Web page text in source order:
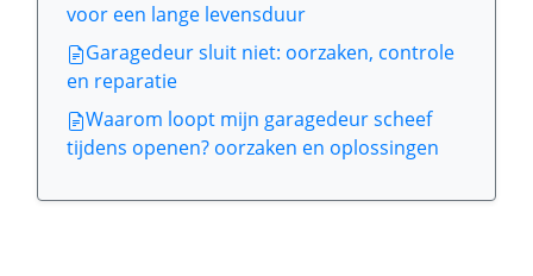
voor een lange levensduur
Garagedeur sluit niet: oorzaken, controle
en reparatie
Waarom loopt mijn garagedeur scheef
tijdens openen? oorzaken en oplossingen